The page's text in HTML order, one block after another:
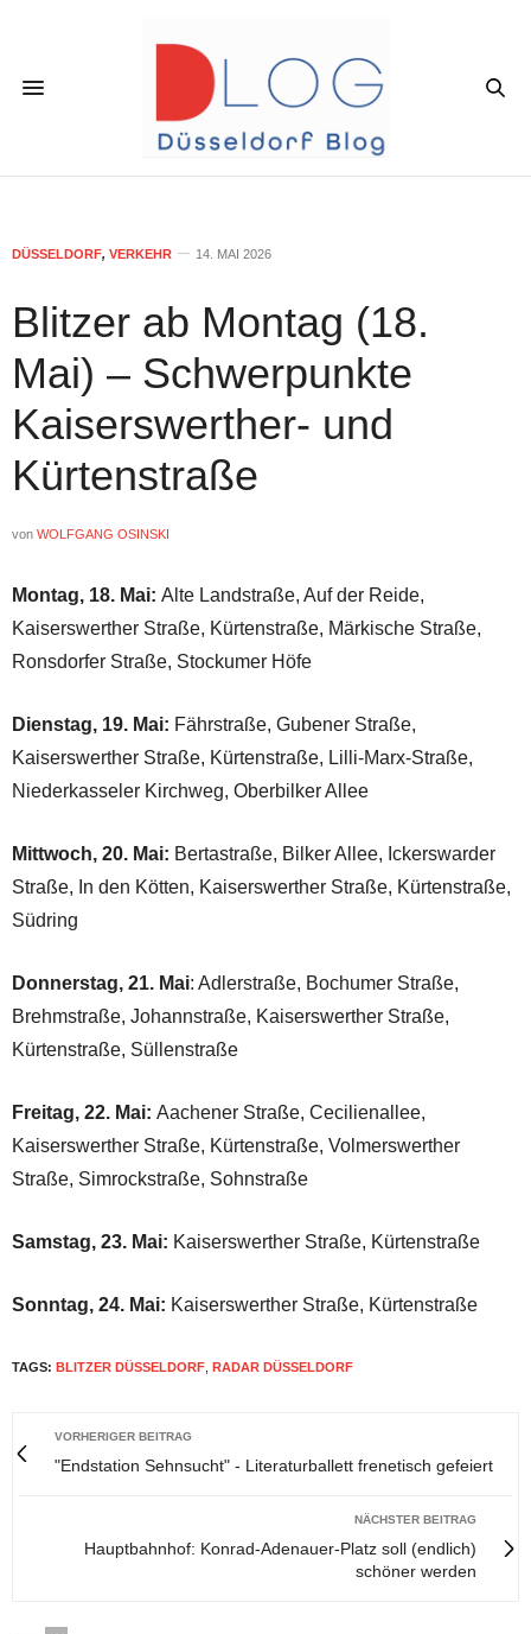
DÜSSELDORF, VERKEHR 14. MAI 2026
Blitzer ab Montag (18.
Mai) – Schwerpunkte
Kaiserswerther- und
Kürtenstraße
von WOLFGANG OSINSKI
Montag, 18. Mai: Alte Landstraße, Auf der Reide,
Kaiserswerther Straße, Kürtenstraße, Märkische Straße,
Ronsdorfer Straße, Stockumer Höfe
Dienstag, 19. Mai: Fährstraße, Gubener Straße,
Kaiserswerther Straße, Kürtenstraße, Lilli-Marx-Straße,
Niederkasseler Kirchweg, Oberbilker Allee
Mittwoch, 20. Mai: Bertastraße, Bilker Allee, Ickerswarder
Straße, In den Kötten, Kaiserswerther Straße, Kürtenstraße,
Südring
Donnerstag, 21. Mai: Adlerstraße, Bochumer Straße,
Brehmstraße, Johannstraße, Kaiserswerther Straße,
Kürtenstraße, Süllenstraße
Freitag, 22. Mai: Aachener Straße, Cecilienallee,
Kaiserswerther Straße, Kürtenstraße, Volmerswerther
Straße, Simrockstraße, Sohnstraße
Samstag, 23. Mai: Kaiserswerther Straße, Kürtenstraße
Sonntag, 24. Mai: Kaiserswerther Straße, Kürtenstraße
TAGS: BLITZER DÜSSELDORF RADAR DÜSSELDORF
VORHERIGER BEITRAG
"Endstation Sehnsucht" - Literaturballett frenetisch gefeiert
NÄCHSTER BEITRAG
Hauptbahnhof: Konrad-Adenauer-Platz soll (endlich)
schöner werden